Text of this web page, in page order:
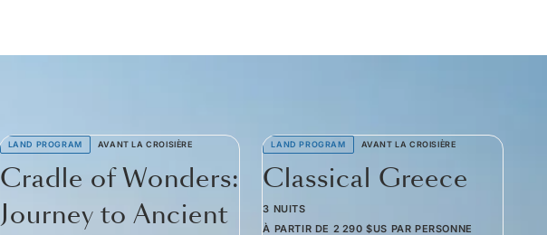
LAND PROGRAM AVANT LA CROISIÈRE
Cradle of Wonders:
Journey to Ancient
LAND PROGRAM AVANT LA CROISIÈRE
Classical Greece
3 NUITS
À PARTIR DE 2 290 $US PAR PERSONNE